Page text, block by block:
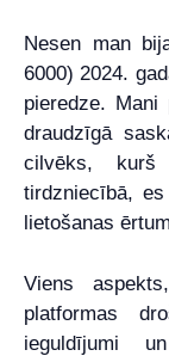
Nesen man
6000) 2024.
pieredze. Mani
draudzīgā
cilvēks, kurš
tirdzniecībā,
lietošanas
Viens
platformas
ieguldījumi